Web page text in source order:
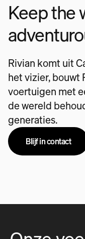
Keep the
Rivian komt uit
het vizier, bouwt
voertuigen met
de wereld
generaties.
Blijf in contact